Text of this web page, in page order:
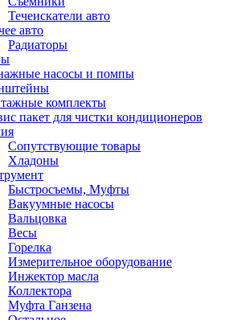
Течеискатели авто
авто
Радиаторы
насосы и помпы
комплекты
пакет для чистки кондиционеров
Сопутствующие товары
Хладоны
Быстросъемы, Муфты
Вакуумные насосы
Вальцовка
Весы
Горелка
Измерительное оборудование
Инжектор масла
Коллектора
Муфта Ганзена